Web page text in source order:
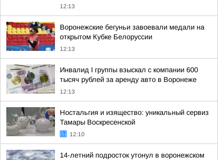
12:13
Воронежские бегуньи завоевали медали на
открытом Кубке Белоруссии
12:13
Инвалид I группы взыскал с компании 600
тысяч рублей за аренду авто в Воронеже
12:13
Ностальгия и изящество: уникальный сервиз
Тамары Воскресенской
12:10
14-летний подросток утонул в воронежском